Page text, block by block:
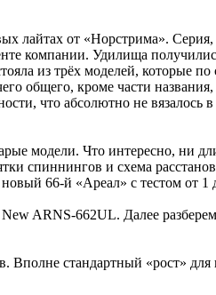
лайтах от «Норстрима».
компании. Удилища
из трёх моделей, которые
общего, кроме части названия,
что абсолютно не вязалось
модели. Что интересно, ни
спиннингов и схема
66-й «Ареал» с тестом от 1
ARNS-662UL. Далее
стандартный «рост» для